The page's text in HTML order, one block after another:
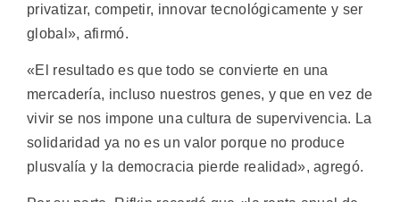
privatizar, competir, innovar tecnológicamente y ser
global», afirmó.
«El resultado es que todo se convierte en una
mercadería, incluso nuestros genes, y que en vez de
vivir se nos impone una cultura de supervivencia. La
solidaridad ya no es un valor porque no produce
plusvalía y la democracia pierde realidad», agregó.